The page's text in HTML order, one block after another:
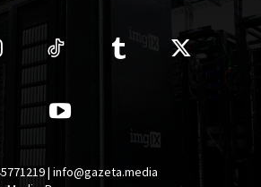
| info@gazeta.media